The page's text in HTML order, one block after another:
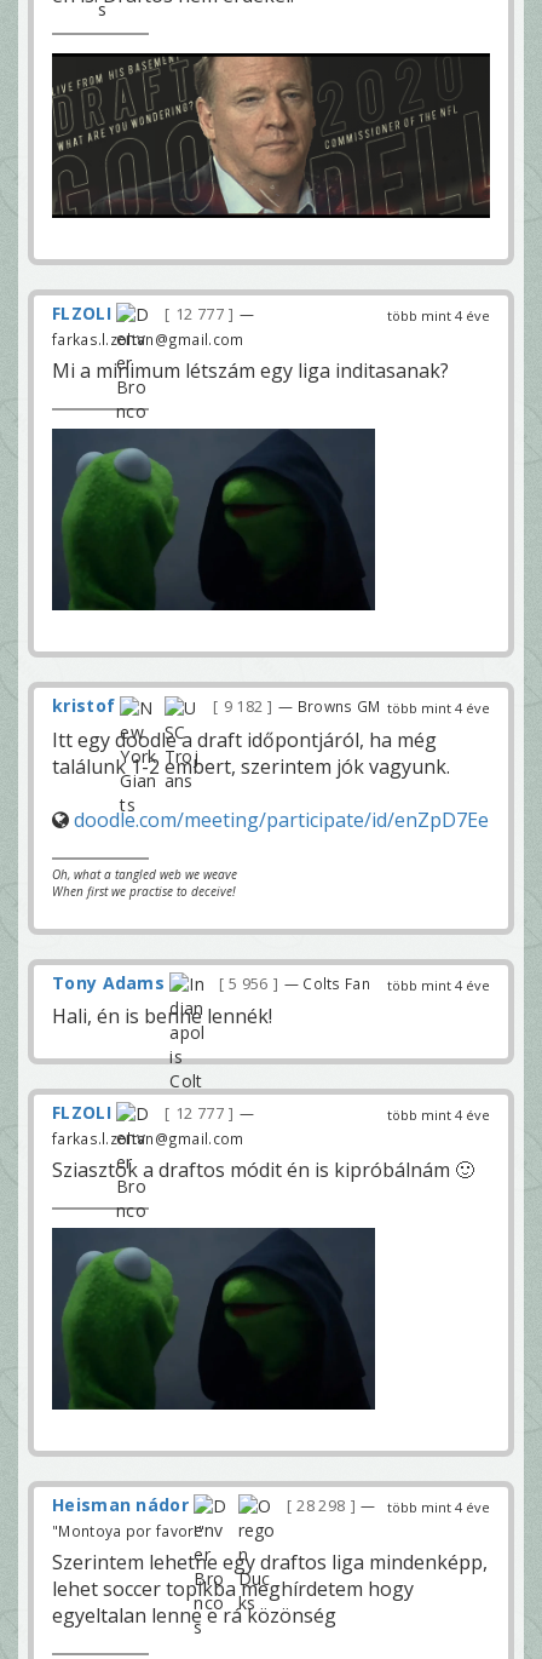
több mint 4 éve
FLZOLI 12 777
—
farkas.l.zoltan@gmail.com
Mi a minimum létszám egy liga inditasanak?
több mint 4 éve
kristof 9 182 — Browns GM
Itt egy doodle a draft időpontjáról, ha még
találunk 1-2 embert, szerintem jók vagyunk.
doodle.com/meeting/participate/id/enZpD7Ee
Oh, what a tangled web we weave
When first we practise to deceive!
több mint 4 éve
Tony Adams 5 956 — Colts Fan
Hali, én is benne lennék!
több mint 4 éve
FLZOLI 12 777
—
farkas.l.zoltan@gmail.com
Sziasztok a draftos módit én is kipróbálnám 🙂
több mint 4 éve
Heisman nádor 28 298
—
"Montoya por favor!"
Szerintem lehetne egy draftos liga mindenképp,
lehet soccer topikba meghírdetem hogy
egyeltalan lenne e rá közönség